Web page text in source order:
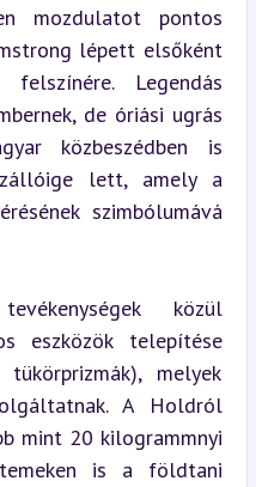
mozdulatot pontos
lépett elsőként
Legendás
de óriási ugrás
közbeszédben is
lett, amely a
szimbólumává
közül
eszközök telepítése
melyek
A Holdról
mint 20 kilogrammnyi
is a földtani